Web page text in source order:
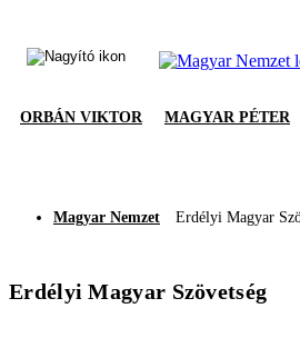
ORBÁN VIKTOR MAGYAR PÉTER
Magyar Nemzet Erdélyi Magyar
Erdélyi Magyar Szövetség